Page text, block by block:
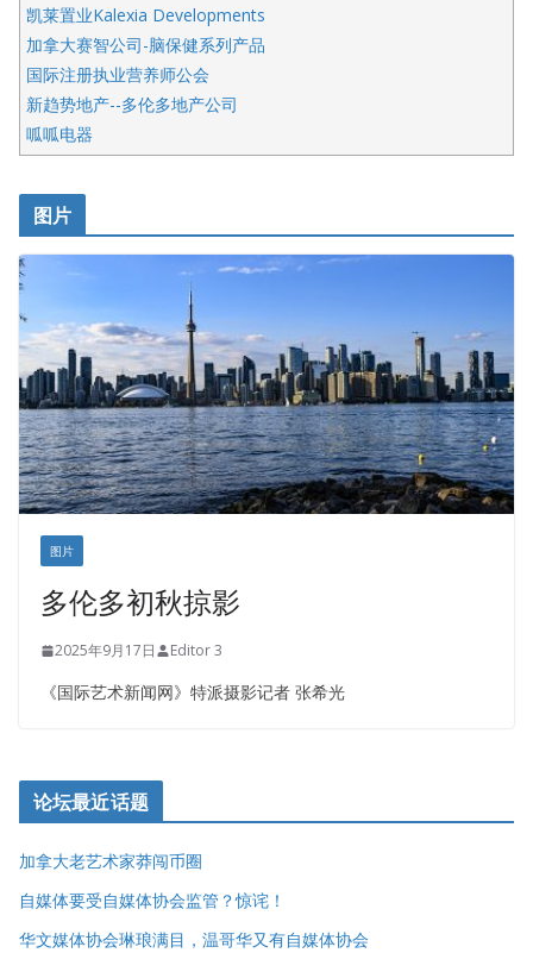
凯莱置业Kalexia Developments
加拿大赛智公司-脑保健系列产品
国际注册执业营养师公会
新趋势地产--多伦多地产公司
呱呱电器
开明车行KS CAR SALES & SERVICE
皇后金融集团
铁木尔商业注册服务
图片
图片
多伦多初秋掠影
2025年9月17日 Editor 3
《国际艺术新闻网》特派摄影记者 张希光
论坛最近话题
加拿大老艺术家莽闯币圈
自媒体要受自媒体协会监管？惊诧！
华文媒体协会琳琅满目，温哥华又有自媒体协会